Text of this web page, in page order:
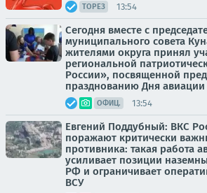
ТОРЕЗ 13:54
Сегодня вместе с
муниципального совета
жителями округа принял
региональной
России», посвященной
празднованию Дня авиации
ОФИЦ. 13:54
Евгений Поддубный: ВКС
поражают критически
противника: такая работа
усиливает позиции
РФ и ограничивает
ВСУ